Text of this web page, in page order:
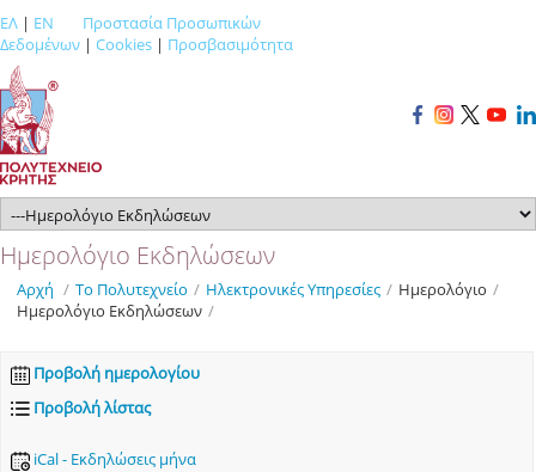
ΕΛ | EN
Προστασία Προσωπικών
Δεδομένων | Cookies | Προσβασιμότητα
Ημερολόγιο Εκδηλώσεων
Αρχή / Το Πολυτεχνείο / Ηλεκτρονικές Υπηρεσίες / Ημερολόγιο /
Ημερολόγιο Εκδηλώσεων /
Προβολή ημερολογίου
Προβολή λίστας
iCal - Εκδηλώσεις μήνα